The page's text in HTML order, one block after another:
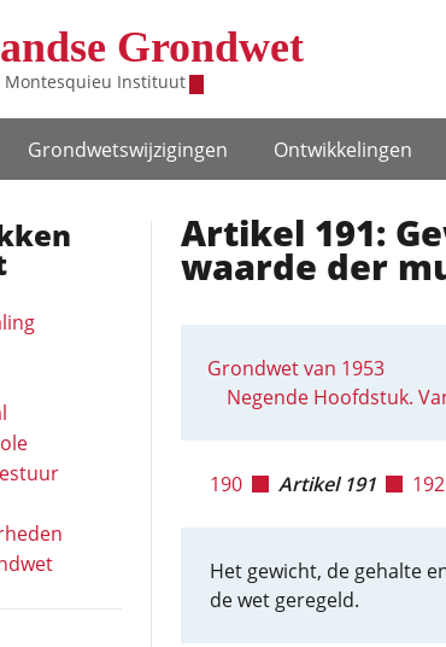
Grondwet
Montesquieu Instituut
Grondwets­wijzigingen Ontwikke­lingen
Artikel 191:
waarde der
Grondwet van 1953
Negende Hoofdstuk.
190 Artikel 191 192
Het gewicht, de gehalte
de wet geregeld.